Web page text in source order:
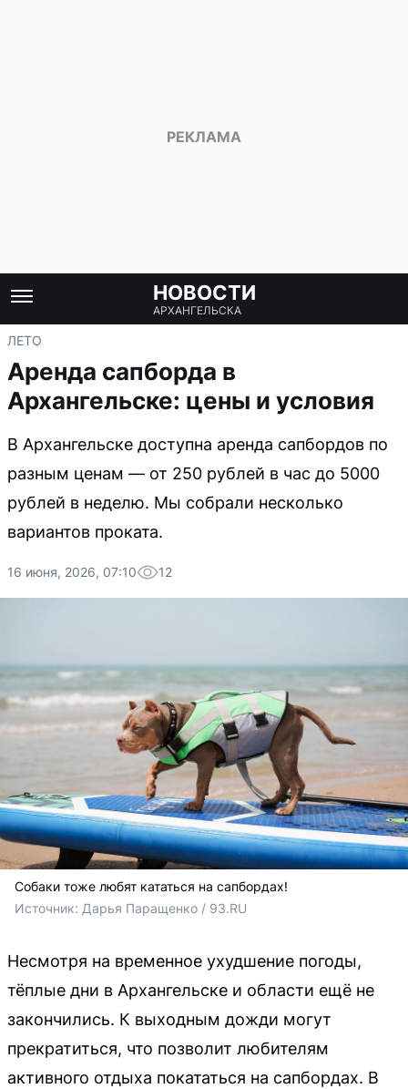
НОВОСТИ
АРХАНГЕЛЬСКА
ЛЕТО
Аренда сапборда в
Архангельске: цены и условия
В Архангельске доступна аренда сапбордов по
разным ценам — от 250 рублей в час до 5000
рублей в неделю. Мы собрали несколько
вариантов проката.
16 июня, 2026, 07:10 12
Собаки тоже любят кататься на сапбордах!
Источник: Дарья Паращенко / 93.RU
Несмотря на временное ухудшение погоды,
тёплые дни в Архангельске и области ещё не
закончились. К выходным дожди могут
прекратиться, что позволит любителям
активного отдыха покататься на сапбордах. В